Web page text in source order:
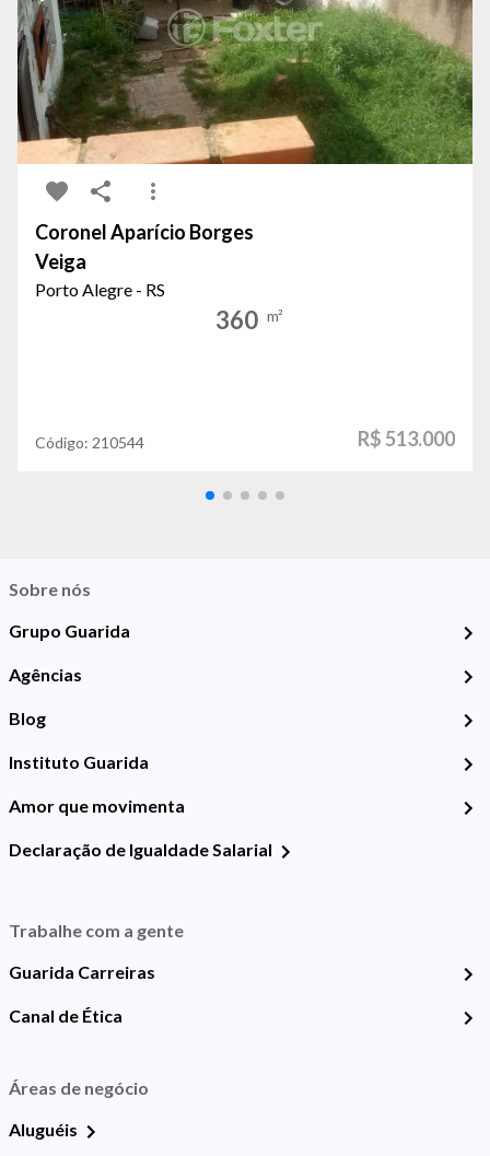
Coronel Aparício Borges
Veiga
Porto Alegre - RS
360 m²
Código: 210544 R$ 513.000
Sobre nós
Grupo Guarida
Agências
Blog
Instituto Guarida
Amor que movimenta
Declaração de Igualdade Salarial
Trabalhe com a gente
Guarida Carreiras
Canal de Ética
Áreas de negócio
Aluguéis